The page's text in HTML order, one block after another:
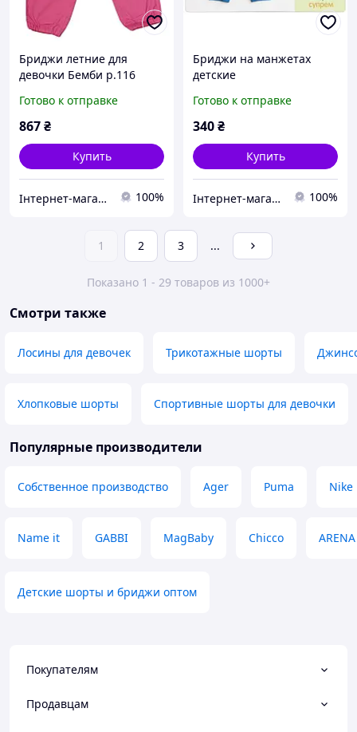
Бриджи летние для
девочки Бемби р.116
Готово к отправке
867₴
Купить
Інтернет-магазин «SHOCKmarket» 100%
Бриджи на манжетах
детские
Готово к отправке
340₴
Купить
Інтернет-магазин «SHOCKmarket» 100%
1 2 3 ...
Показано 1 - 29 товаров из 1000+
Смотри также
Лосины для девочек Трикотажные шорты
Хлопковые шорты Спортивные шорты для девочки
Популярные производители
Собственное производство Ager Puma Nike
Name it GABBI MagBaby Chicco ARENA
Детские шорты и бриджи оптом
Покупателям
Продавцам